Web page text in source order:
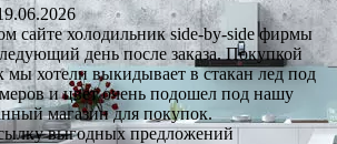
сайте холодильник side-by-side фирмы
день после заказа. Покупкой
мы хотели выкидывает в стакан лед под
и цвет очень подошел под нашу
магазин для покупок.
выгодных предложений